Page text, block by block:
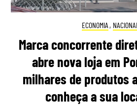
ECONOMIA , NACIONAL
Marca concorrente
abre nova loja em
milhares de produtos
conheça a sua